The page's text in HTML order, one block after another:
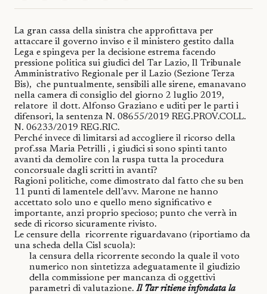
La gran cassa della sinistra che approfittava per
attaccare il governo inviso e il ministero gestito dalla
Lega e spingeva per la decisione estrema facendo
pressione politica sui giudici del Tar Lazio, Il Tribunale
Amministrativo Regionale per il Lazio (Sezione Terza
Bis), che puntualmente, sensibili alle sirene, emanavano
nella camera di consiglio del giorno 2 luglio 2019,
relatore il dott. Alfonso Graziano e uditi per le parti i
difensori, la sentenza N. 08655/2019 REG.PROV.COLL.
N. 06233/2019 REG.RIC.
Perché invece di limitarsi ad accogliere il ricorso della
prof.ssa Maria Petrilli , i giudici si sono spinti tanto
avanti da demolire con la ruspa tutta la procedura
concorsuale dagli scritti in avanti?
Ragioni politiche, come dimostrato dal fatto che su ben
11 punti di lamentele dell’avv. Marone ne hanno
accettato solo uno e quello meno significativo e
importante, anzi proprio specioso; punto che verrà in
sede di ricorso sicuramente rivisto.
Le censure della ricorrente riguardavano (riportiamo da
una scheda della Cisl scuola):
la censura della ricorrente secondo la quale il voto
numerico non sintetizza adeguatamente il giudizio
della commissione per mancanza di oggettivi
parametri di valutazione.Il Tar ritiene infondata la